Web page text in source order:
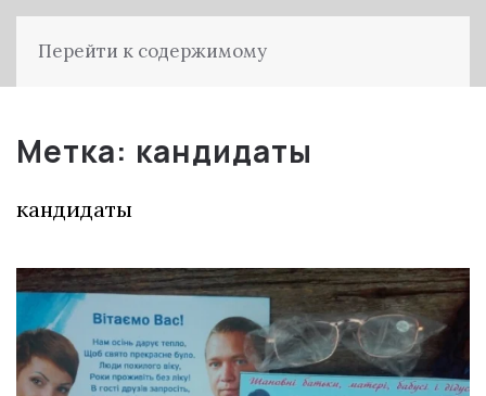
Перейти к содержимому
Метка: кандидаты
кандидаты